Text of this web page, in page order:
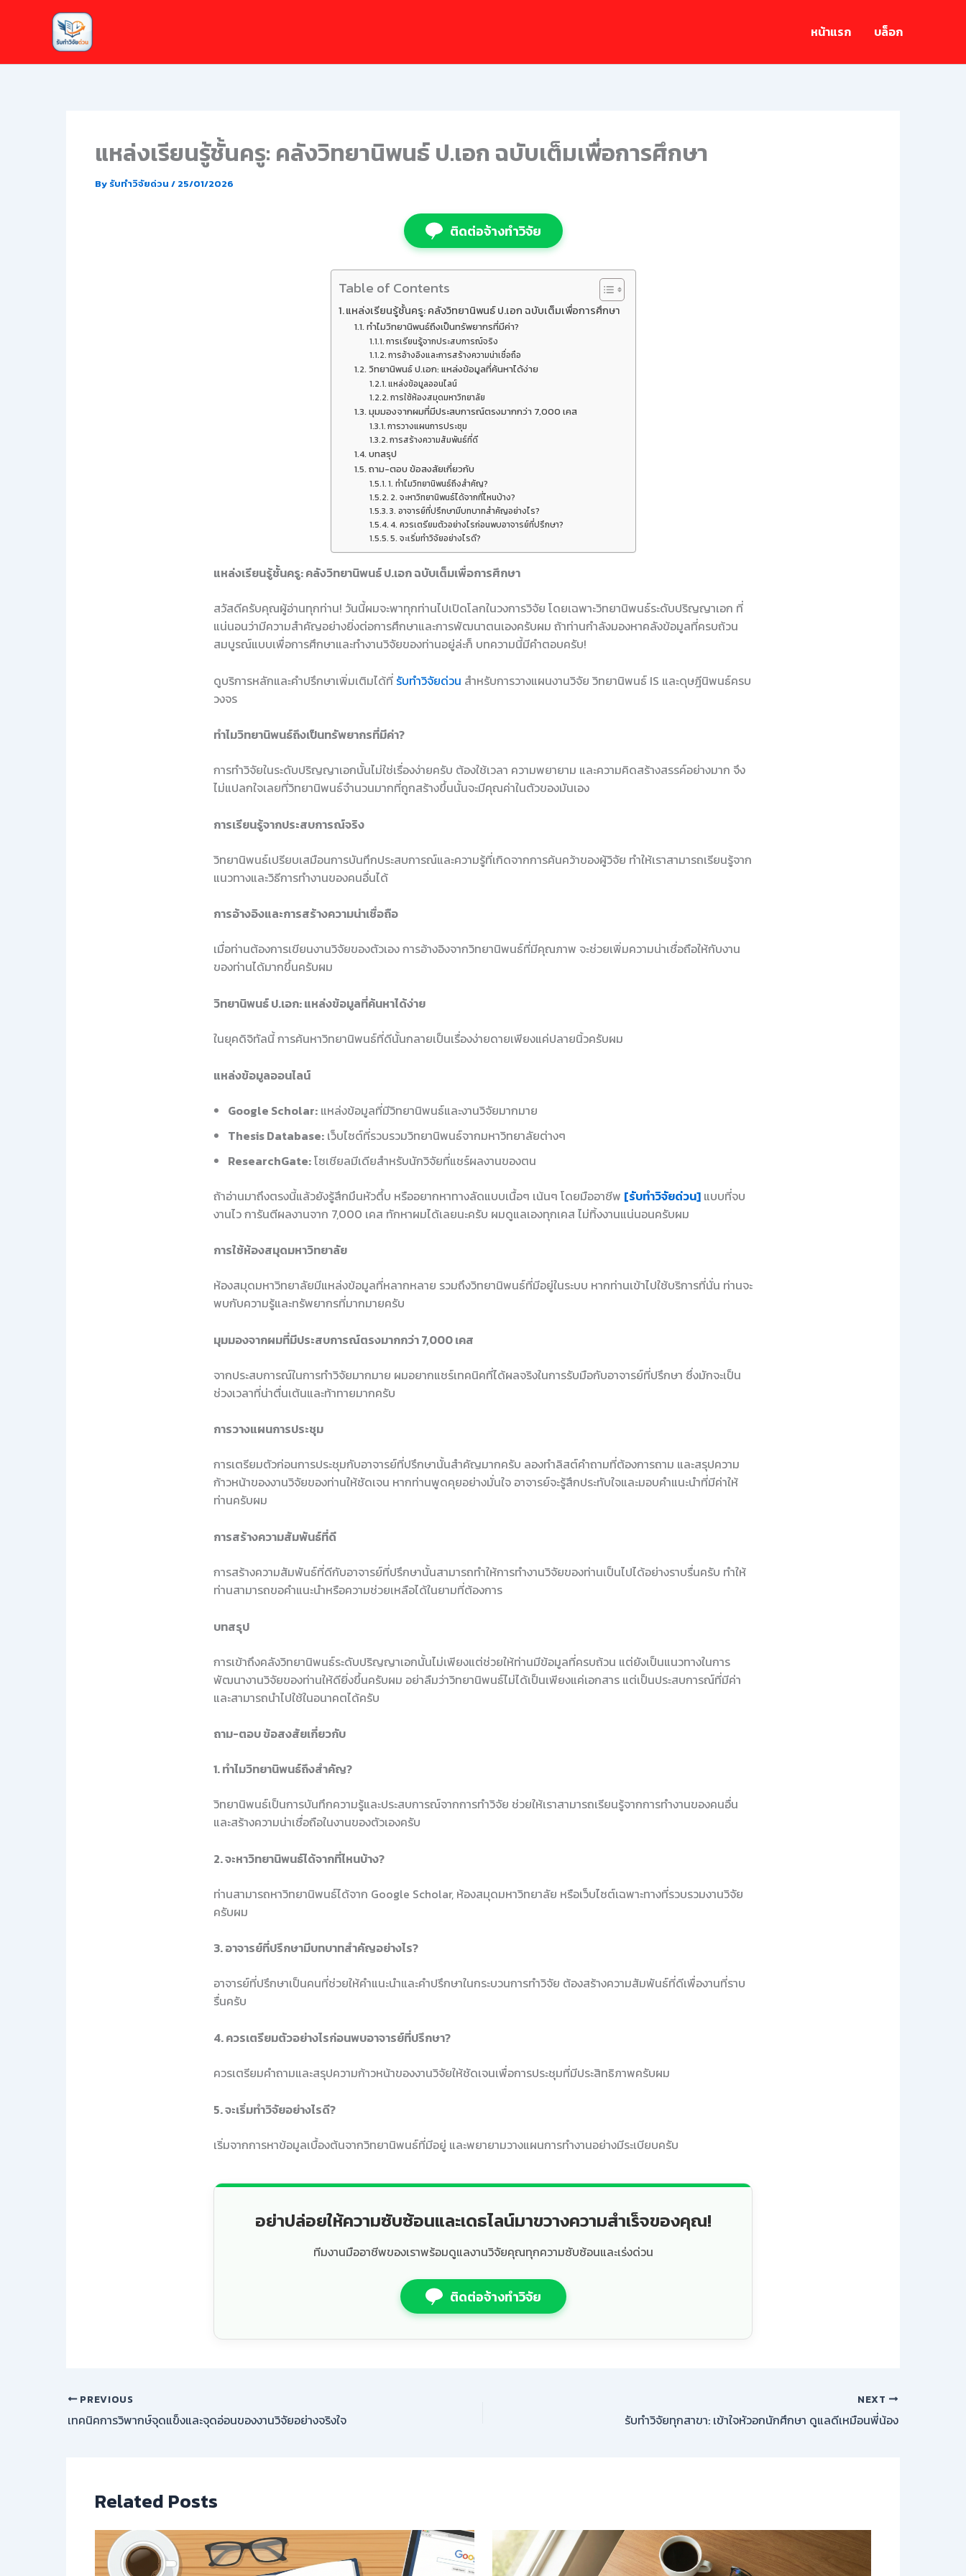
หน้าแรก บล็อก
แหล่งเรียนรู้ชั้นครู: คลังวิทยานิพนธ์ ป.เอก ฉบับเต็มเพื่อการศึกษา
By รับทำวิจัยด่วน / 25/01/2026
ติดต่อจ้างทำวิจัย
Table of Contents
แหล่งเรียนรู้ชั้นครู: คลังวิทยานิพนธ์ ป.เอก ฉบับเต็มเพื่อการศึกษา
ทำไมวิทยานิพนธ์ถึงเป็นทรัพยากรที่มีค่า?
การเรียนรู้จากประสบการณ์จริง
การอ้างอิงและการสร้างความน่าเชื่อถือ
วิทยานิพนธ์ ป.เอก: แหล่งข้อมูลที่ค้นหาได้ง่าย
แหล่งข้อมูลออนไลน์
การใช้ห้องสมุดมหาวิทยาลัย
มุมมองจากผมที่มีประสบการณ์ตรงมากกว่า 7,000 เคส
การวางแผนการประชุม
การสร้างความสัมพันธ์ที่ดี
บทสรุป
ถาม-ตอบ ข้อสงสัยเกี่ยวกับ
1. ทำไมวิทยานิพนธ์ถึงสำคัญ?
2. จะหาวิทยานิพนธ์ได้จากที่ไหนบ้าง?
3. อาจารย์ที่ปรึกษามีบทบาทสำคัญอย่างไร?
4. ควรเตรียมตัวอย่างไรก่อนพบอาจารย์ที่ปรึกษา?
5. จะเริ่มทำวิจัยอย่างไรดี?
แหล่งเรียนรู้ชั้นครู: คลังวิทยานิพนธ์ ป.เอก ฉบับเต็มเพื่อการศึกษา
สวัสดีครับคุณผู้อ่านทุกท่าน! วันนี้ผมจะพาทุกท่านไปเปิดโลกในวงการวิจัย โดยเฉพาะวิทยานิพนธ์ระดับปริญญาเอก ที่
แน่นอนว่ามีความสำคัญอย่างยิ่งต่อการศึกษาและการพัฒนาตนเองครับผม ถ้าท่านกำลังมองหาคลังข้อมูลที่ครบถ้วน
สมบูรณ์แบบเพื่อการศึกษาและทำงานวิจัยของท่านอยู่ล่ะก็ บทความนี้มีคำตอบครับ!
ดูบริการหลักและคำปรึกษาเพิ่มเติมได้ที่ รับทำวิจัยด่วน สำหรับการวางแผนงานวิจัย วิทยานิพนธ์ IS และดุษฎีนิพนธ์ครบ
วงจร
ทำไมวิทยานิพนธ์ถึงเป็นทรัพยากรที่มีค่า?
การทำวิจัยในระดับปริญญาเอกนั้นไม่ใช่เรื่องง่ายครับ ต้องใช้เวลา ความพยายาม และความคิดสร้างสรรค์อย่างมาก จึง
ไม่แปลกใจเลยที่วิทยานิพนธ์จำนวนมากที่ถูกสร้างขึ้นนั้นจะมีคุณค่าในตัวของมันเอง
การเรียนรู้จากประสบการณ์จริง
วิทยานิพนธ์เปรียบเสมือนการบันทึกประสบการณ์และความรู้ที่เกิดจากการค้นคว้าของผู้วิจัย ทำให้เราสามารถเรียนรู้จาก
แนวทางและวิธีการทำงานของคนอื่นได้
การอ้างอิงและการสร้างความน่าเชื่อถือ
เมื่อท่านต้องการเขียนงานวิจัยของตัวเอง การอ้างอิงจากวิทยานิพนธ์ที่มีคุณภาพ จะช่วยเพิ่มความน่าเชื่อถือให้กับงาน
ของท่านได้มากขึ้นครับผม
วิทยานิพนธ์ ป.เอก: แหล่งข้อมูลที่ค้นหาได้ง่าย
ในยุคดิจิทัลนี้ การค้นหาวิทยานิพนธ์ที่ดีนั้นกลายเป็นเรื่องง่ายดายเพียงแค่ปลายนิ้วครับผม
แหล่งข้อมูลออนไลน์
Google Scholar: แหล่งข้อมูลที่มีวิทยานิพนธ์และงานวิจัยมากมาย
Thesis Database: เว็บไซต์ที่รวบรวมวิทยานิพนธ์จากมหาวิทยาลัยต่างๆ
ResearchGate:โซเชียลมีเดียสำหรับนักวิจัยที่แชร์ผลงานของตน
ถ้าอ่านมาถึงตรงนี้แล้วยังรู้สึกมึนหัวตึ้บ หรืออยากหาทางลัดแบบเนื้อๆ เน้นๆ โดยมืออาชีพ [รับทำวิจัยด่วน] แบบที่จบ
งานไว การันตีผลงานจาก 7,000 เคส ทักหาผมได้เลยนะครับ ผมดูแลเองทุกเคส ไม่ทิ้งงานแน่นอนครับผม
การใช้ห้องสมุดมหาวิทยาลัย
ห้องสมุดมหาวิทยาลัยมีแหล่งข้อมูลที่หลากหลาย รวมถึงวิทยานิพนธ์ที่มีอยู่ในระบบ หากท่านเข้าไปใช้บริการที่นั่น ท่านจะ
พบกับความรู้และทรัพยากรที่มากมายครับ
มุมมองจากผมที่มีประสบการณ์ตรงมากกว่า 7,000 เคส
จากประสบการณ์ในการทำวิจัยมากมาย ผมอยากแชร์เทคนิคที่ได้ผลจริงในการรับมือกับอาจารย์ที่ปรึกษา ซึ่งมักจะเป็น
ช่วงเวลาที่น่าตื่นเต้นและท้าทายมากครับ
การวางแผนการประชุม
การเตรียมตัวก่อนการประชุมกับอาจารย์ที่ปรึกษานั้นสำคัญมากครับ ลองทำลิสต์คำถามที่ต้องการถาม และสรุปความ
ก้าวหน้าของงานวิจัยของท่านให้ชัดเจน หากท่านพูดคุยอย่างมั่นใจ อาจารย์จะรู้สึกประทับใจและมอบคำแนะนำที่มีค่าให้
ท่านครับผม
การสร้างความสัมพันธ์ที่ดี
การสร้างความสัมพันธ์ที่ดีกับอาจารย์ที่ปรึกษานั้นสามารถทำให้การทำงานวิจัยของท่านเป็นไปได้อย่างราบรื่นครับ ทำให้
ท่านสามารถขอคำแนะนำหรือความช่วยเหลือได้ในยามที่ต้องการ
บทสรุป
การเข้าถึงคลังวิทยานิพนธ์ระดับปริญญาเอกนั้นไม่เพียงแต่ช่วยให้ท่านมีข้อมูลที่ครบถ้วน แต่ยังเป็นแนวทางในการ
พัฒนางานวิจัยของท่านให้ดียิ่งขึ้นครับผม อย่าลืมว่าวิทยานิพนธ์ไม่ได้เป็นเพียงแค่เอกสาร แต่เป็นประสบการณ์ที่มีค่า
และสามารถนำไปใช้ในอนาคตได้ครับ
ถาม-ตอบ ข้อสงสัยเกี่ยวกับ
1. ทำไมวิทยานิพนธ์ถึงสำคัญ?
วิทยานิพนธ์เป็นการบันทึกความรู้และประสบการณ์จากการทำวิจัย ช่วยให้เราสามารถเรียนรู้จากการทำงานของคนอื่น
และสร้างความน่าเชื่อถือในงานของตัวเองครับ
2. จะหาวิทยานิพนธ์ได้จากที่ไหนบ้าง?
ท่านสามารถหาวิทยานิพนธ์ได้จาก Google Scholar, ห้องสมุดมหาวิทยาลัย หรือเว็บไซต์เฉพาะทางที่รวบรวมงานวิจัย
ครับผม
3. อาจารย์ที่ปรึกษามีบทบาทสำคัญอย่างไร?
อาจารย์ที่ปรึกษาเป็นคนที่ช่วยให้คำแนะนำและคำปรึกษาในกระบวนการทำวิจัย ต้องสร้างความสัมพันธ์ที่ดีเพื่องานที่ราบ
รื่นครับ
4. ควรเตรียมตัวอย่างไรก่อนพบอาจารย์ที่ปรึกษา?
ควรเตรียมคำถามและสรุปความก้าวหน้าของงานวิจัยให้ชัดเจนเพื่อการประชุมที่มีประสิทธิภาพครับผม
5. จะเริ่มทำวิจัยอย่างไรดี?
เริ่มจากการหาข้อมูลเบื้องต้นจากวิทยานิพนธ์ที่มีอยู่ และพยายามวางแผนการทำงานอย่างมีระเบียบครับ
อย่าปล่อยให้ความซับซ้อนและเดธไลน์มาขวางความสำเร็จของคุณ!
ทีมงานมืออาชีพของเราพร้อมดูแลงานวิจัยคุณทุกความซับซ้อนและเร่งด่วน
ติดต่อจ้างทำวิจัย
PREVIOUS
เทคนิคการวิพากษ์จุดแข็งและจุดอ่อนของงานวิจัยอย่างจริงใจ
NEXT
รับทำวิจัยทุกสาขา: เข้าใจหัวอกนักศึกษา ดูแลดีเหมือนพี่น้อง
Related Posts